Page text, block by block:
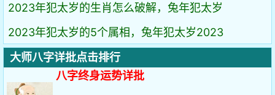
2023年犯太岁的生肖怎么破解，兔年犯太岁
2023年犯太岁的5个属相，兔年犯太岁2023
大师八字详批点击排行
八字终身运势详批